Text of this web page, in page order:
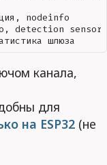
nodeinfo
detection sensor
канала,
для
на ESP32 (не